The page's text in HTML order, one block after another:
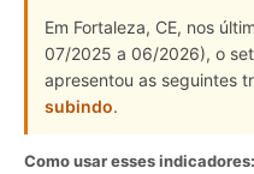
Em Fortaleza, CE, nos
07/2025 a 06/2026), o
apresentou as seguintes
subindo.
Como usar esses indicadores: